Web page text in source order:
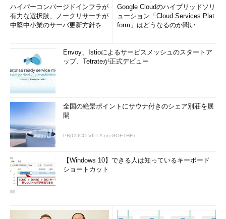
ハイパーコンバージドインフラが
有力な選択肢、ノークリサーチが
中堅中小業のサーバ更新方針を調
Google Cloudのハイブリッドソリ
ューション「Cloud Services Plat
form」はどうなるのか聞い...
Envoy、Istioによるサービスメッシュのスタートア
ップ、Tetrateが正式デビュー
全国の絶景ポイントにサウナ付きのシェア別荘を展
開
PR(COCO VILLA on GOETHE)
【Windows 10】できる人は知っているキーボード
ショートカット